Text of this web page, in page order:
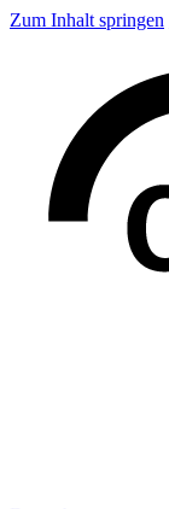
Zum Inhalt springen